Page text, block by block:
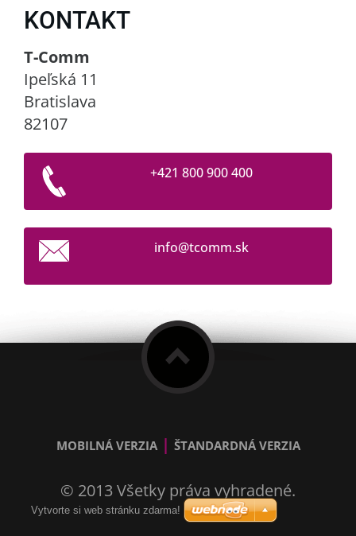
KONTAKT
T-Comm
Ipeľská 11
Bratislava
82107
+421 800 900 400
info@tcomm.sk
MOBILNÁ VERZIA | ŠTANDARDNÁ VERZIA
© 2013 Všetky práva vyhradené.
Vytvorte si web stránku zdarma!